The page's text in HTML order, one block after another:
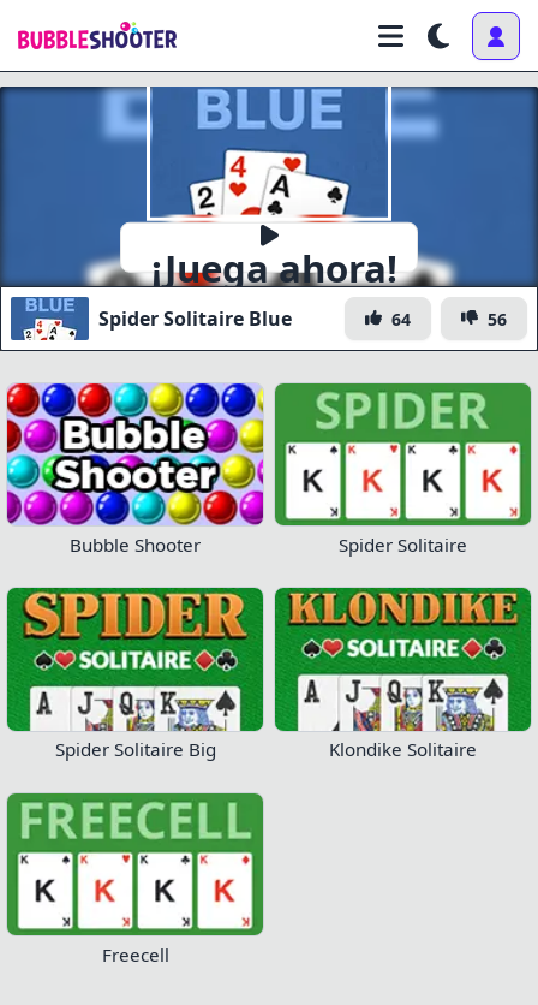
¡Juega ahora!
Spider Solitaire Blue 64 56
Bubble Shooter Spider Solitaire
Spider Solitaire Big Klondike Solitaire
Freecell